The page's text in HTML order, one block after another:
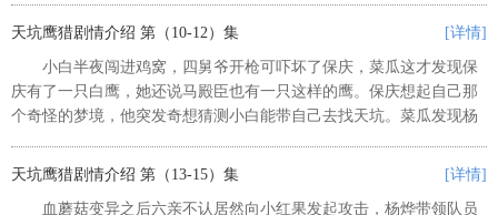
了禁地，她扬起鞭子却不忍心打...
天坑鹰猎剧情介绍 第（10-12）集 [详情]
小白半夜闯进鸡窝，四舅爷开枪可吓坏了保庆，菜瓜这才发现保
庆有了一只白鹰，她还说马殿臣也有一只这样的鹰。保庆想起自己那
个奇怪的梦境，他突发奇想猜测小白能带自己去找天坑。菜瓜发现杨
有嫌疑。菜瓜帮保庆训练小白飞...
天坑鹰猎剧情介绍 第（13-15）集 [详情]
血蘑菇变异之后六亲不认居然向小红果发起攻击，杨烨带领队员